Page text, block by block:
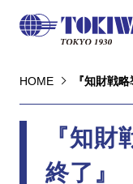
HOME 『知財戦
『知
終了』